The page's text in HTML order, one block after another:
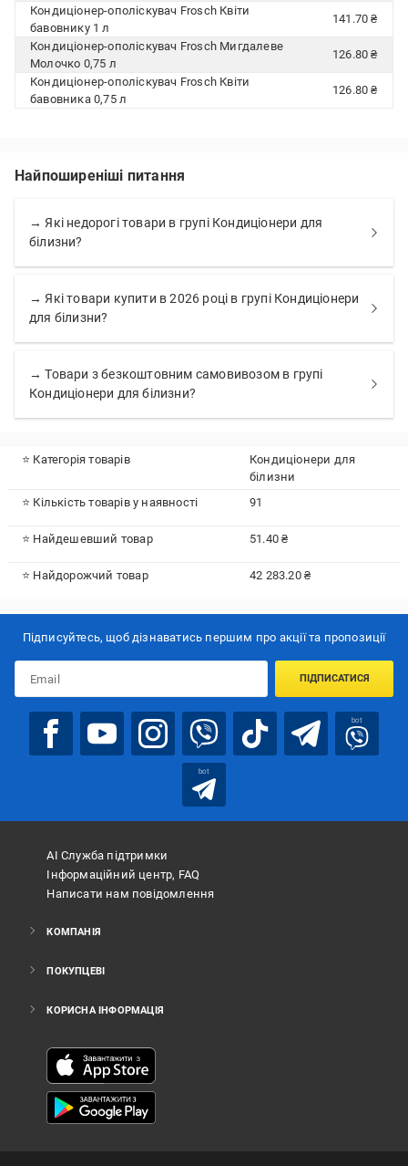
Кондиціонер-ополіскувач Frosch Квіти
бавовнику 1 л
141.70 ₴
Кондиціонер-ополіскувач Frosch Мигдалеве
Молочко 0,75 л
126.80 ₴
Кондиціонер-ополіскувач Frosch Квіти
бавовника 0,75 л
126.80 ₴
Найпоширеніші питання
→ Які недорогі товари в групі Кондиціонери для
білизни?
→ Які товари купити в 2026 році в групі Кондиціонери
для білизни?
→ Товари з безкоштовним самовивозом в групі
Кондиціонери для білизни?
⭐ Категорія товарів
Кондиціонери для
білизни
⭐ Кількість товарів у наявності
91
⭐ Найдешевший товар 51.40 ₴
⭐ Найдорожчий товар 42 283.20 ₴
Підписуйтесь, щоб дізнаватись першим про акції та пропозиції
ПІДПИСАТИСЯ
bot
bot
АІ Служба підтримки
Інформаційний центр, FAQ
Написати нам повідомлення
КОМПАНІЯ
ПОКУПЦЕВІ
КОРИСНА ІНФОРМАЦІЯ